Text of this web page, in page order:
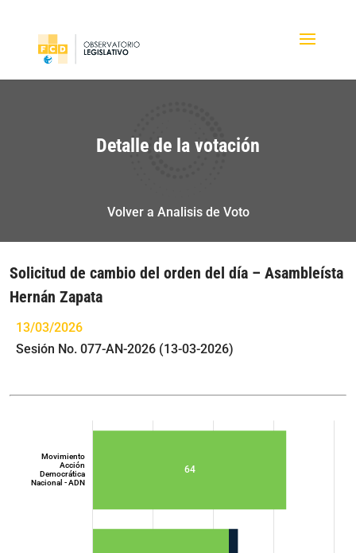
Detalle de la votación
Volver a Analisis de Voto
Solicitud de cambio del orden del día – Asambleísta
Hernán Zapata
13/03/2026
Sesión No. 077-AN-2026 (13-03-2026)
64
Movimiento
Acción
Democrática
Nacional - ADN